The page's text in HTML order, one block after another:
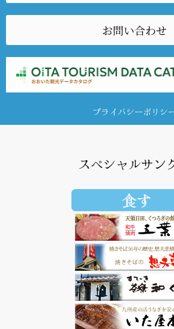
お問い合わせ
プライバシーポリシ
スペシャルサン